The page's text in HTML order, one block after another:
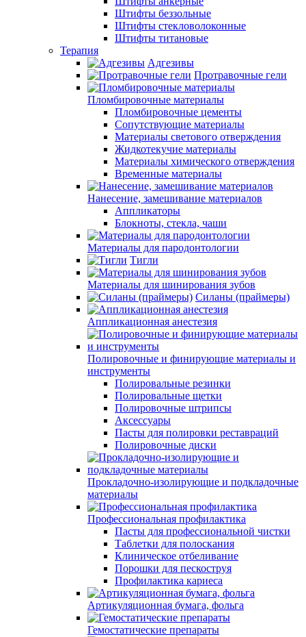
Штифты беззольные
Штифты стекловолоконные
Штифты титановые
Терапия
Адгезивы
Протравочные гели
Пломбировочные материалы
Пломбировочные цементы
Сопутствующие материалы
Материалы светового отверждения
Жидкотекучие материалы
Материалы химического отверждения
Временные материалы
Нанесение, замешивание материалов
Аппликаторы
Блокноты, стекла, чаши
Материалы для пародонтологии
Тигли
Материалы для шинирования зубов
Силаны (праймеры)
Аппликационная анестезия
Полировочные и финирующие материалы и
инструменты
Полировальные резинки
Полировальные щетки
Полировочные штрипсы
Аксессуары
Пасты для полировки реставраций
Полировочные диски
Прокладочно-изолирующие и подкладочные
материалы
Профессиональная профилактика
Пасты для профессиональной чистки
Таблетки для полоскания
Клиническое отбеливание
Порошки для пескоструя
Профилактика кариеса
Артикуляционная бумага, фольга
Гемостатические препараты